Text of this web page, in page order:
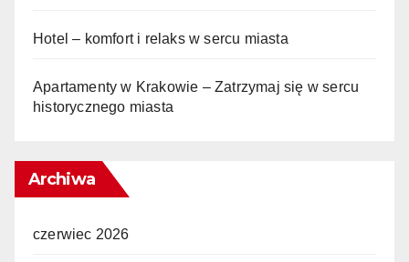
Hotel – komfort i relaks w sercu miasta
Apartamenty w Krakowie – Zatrzymaj się w sercu
historycznego miasta
Archiwa
czerwiec 2026